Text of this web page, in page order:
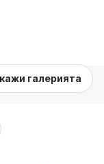
галерията